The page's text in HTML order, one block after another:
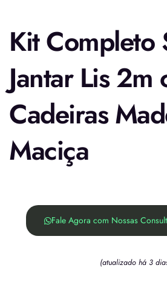
Kit Completo
Jantar Lis
Cadeiras
Maciça
Fale Agora com Nossas
(atualizado há 3